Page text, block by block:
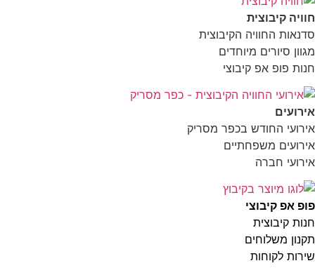
חוויה קיבוצית
סדנאות החוויה הקיבוצית
מגוון סיורים מיוחדים
חנות פופ אפ קיבוצי
אירועים
אירועי החודש בכפר מסריק
אירועים משפחתיים
אירועי חברה
פופ אפ קיבוצי
חנות קיבוצית
תקנון משלוחים
שירות לקוחות